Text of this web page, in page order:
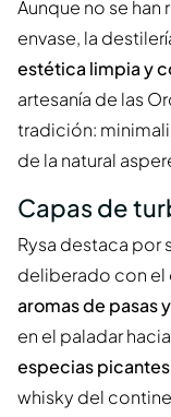
Aunque no se
envase, la
estética limpia y
artesanía de las
tradición:
de la natural
Capas de
Rysa destaca por
deliberado con el
aromas de pasas
en el paladar hacia
especias picantes
whisky del